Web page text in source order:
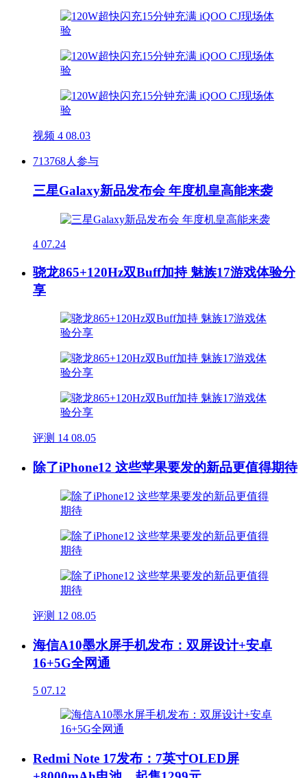
视频 4 08.03
713768人参与
三星Galaxy新品发布会 年度机皇高能来袭
4 07.24
骁龙865+120Hz双Buff加持 魅族17游戏体验分
享
评测 14 08.05
除了iPhone12 这些苹果要发的新品更值得期待
评测 12 08.05
海信A10墨水屏手机发布：双屏设计+安卓
16+5G全网通
5 07.12
Redmi Note 17发布：7英寸OLED屏